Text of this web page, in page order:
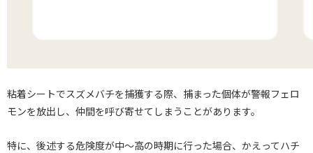
粘着シートでスズメバチを捕獲する際、捕まった個体が警報フェロ
モンを放出し、仲間を呼び寄せてしまうことがあります。
特に、後述する危険度が中～高の時期に行った場合、かえってハチ